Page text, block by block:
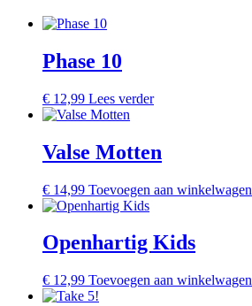
Phase 10
€ 12,99 Lees verder
Valse Motten
€ 14,99 Toevoegen aan winkelwagen
Openhartig Kids
€ 12,99 Toevoegen aan winkelwagen